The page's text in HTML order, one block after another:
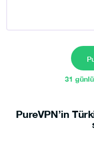
31
PureVPN’in